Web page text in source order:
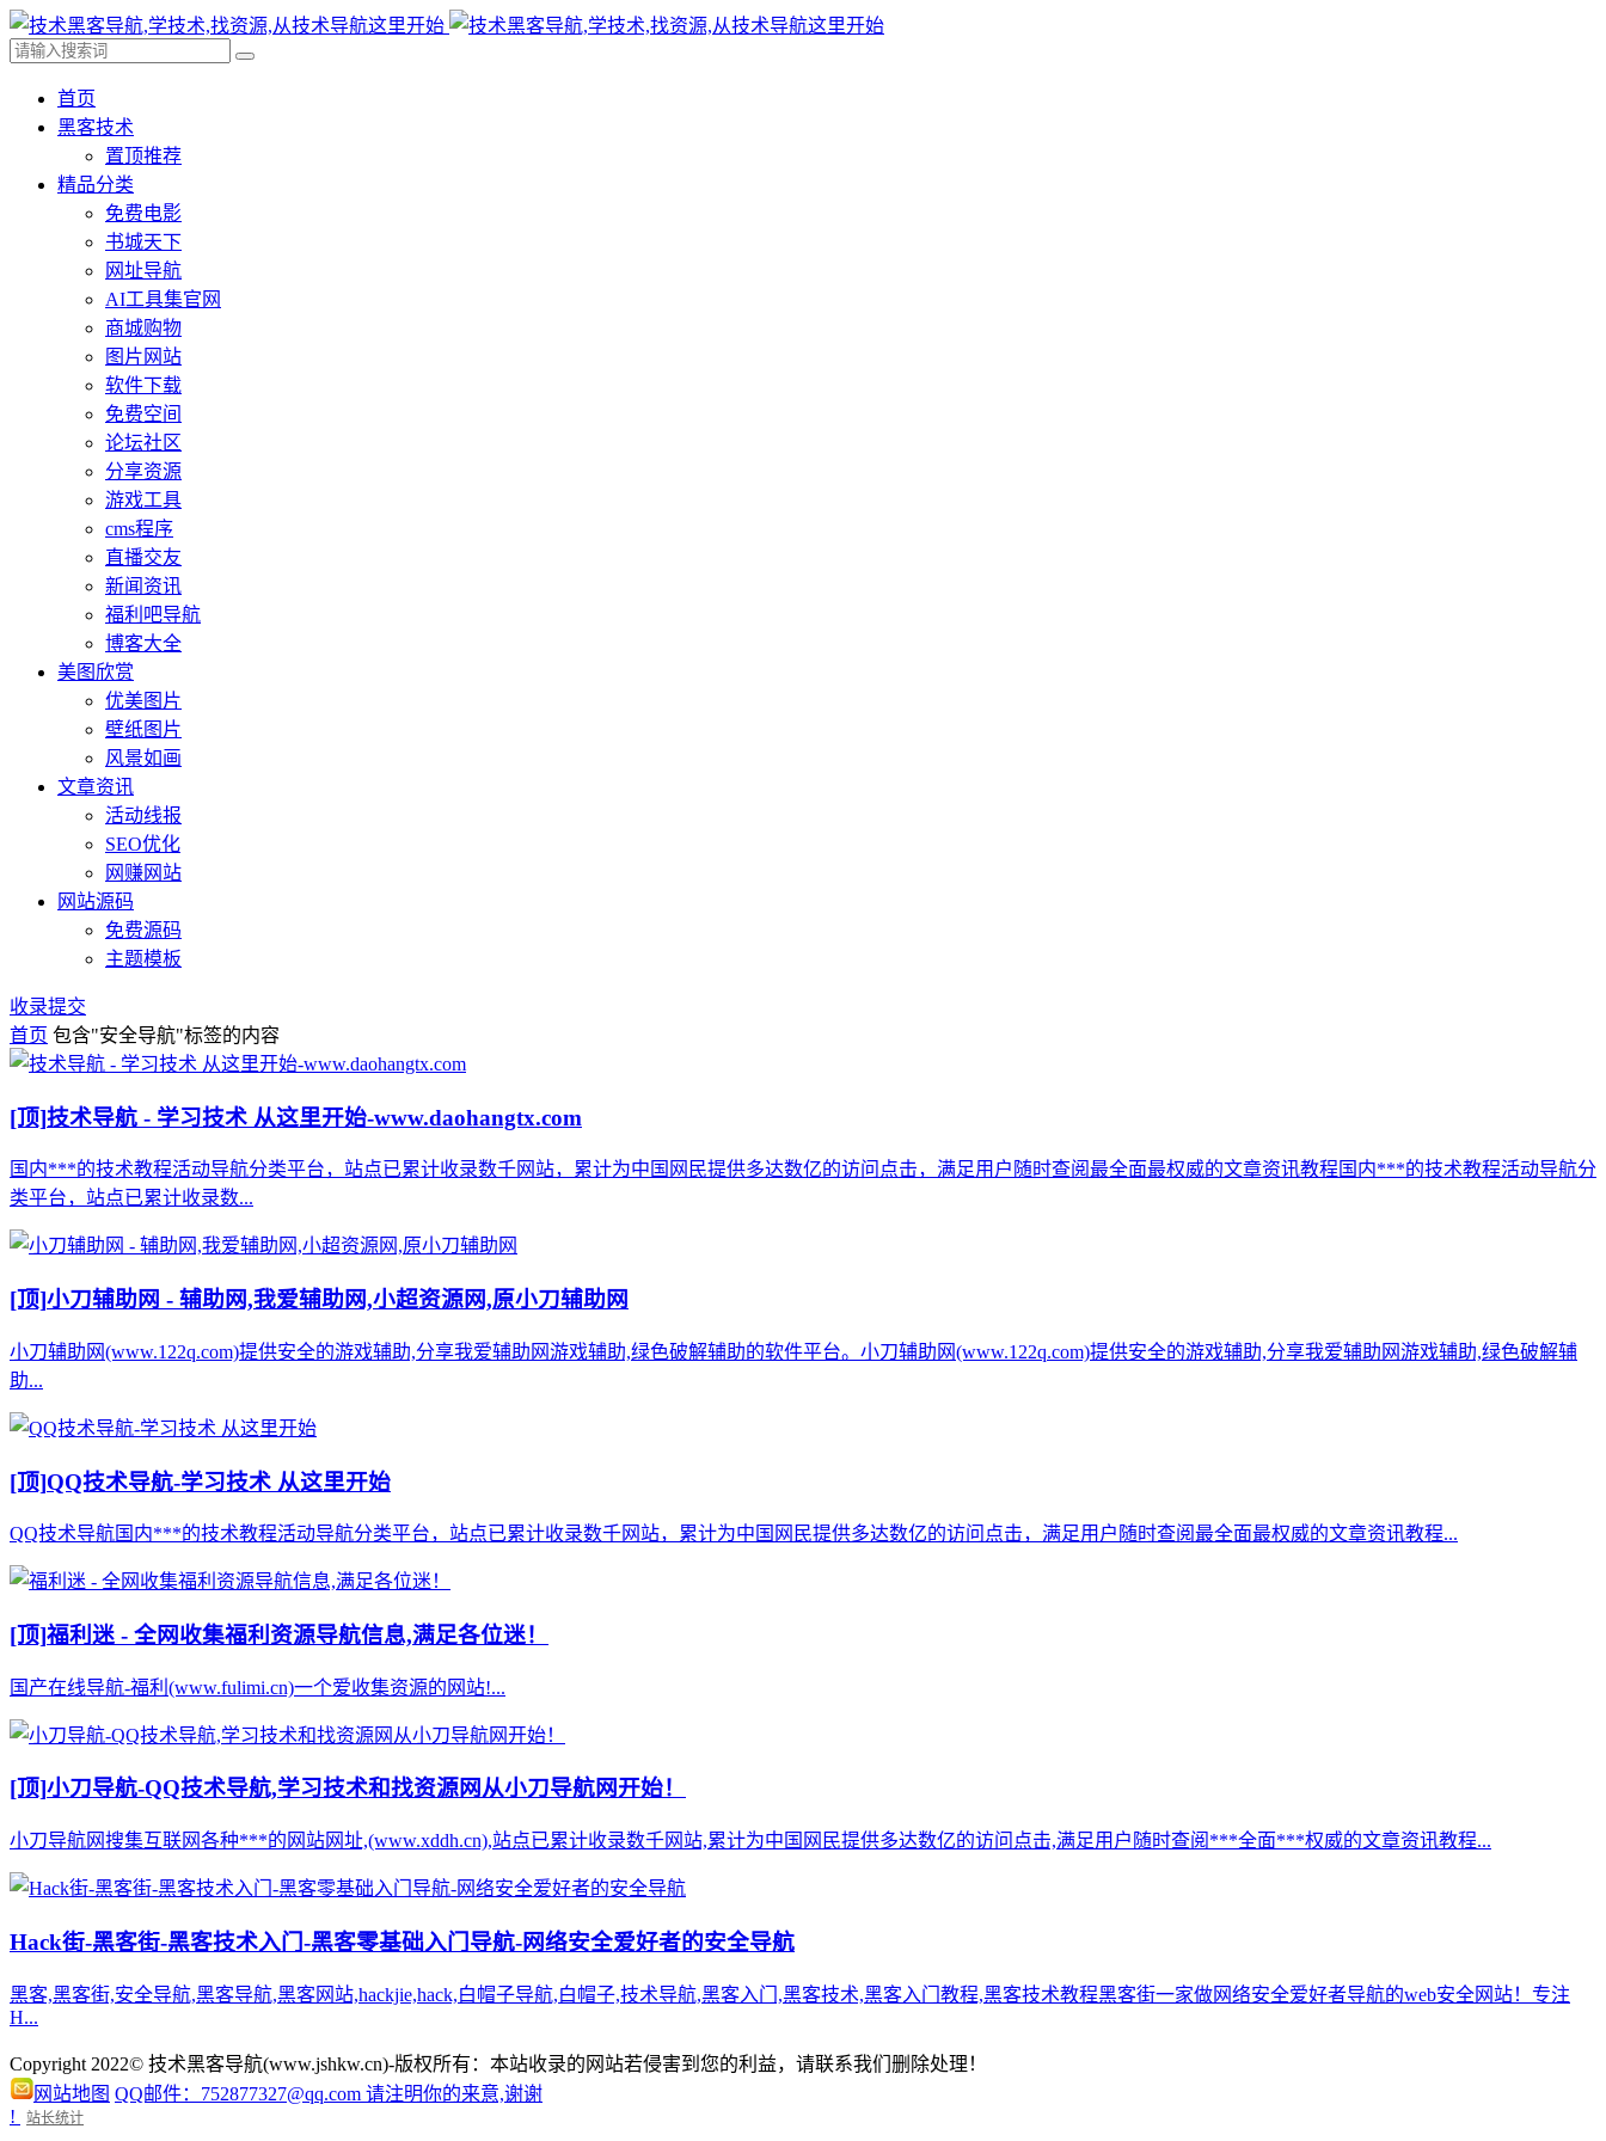
首页
黑客技术
置顶推荐
精品分类
免费电影
书城天下
网址导航
AI工具集官网
商城购物
图片网站
软件下载
免费空间
论坛社区
分享资源
游戏工具
cms程序
直播交友
新闻资讯
福利吧导航
博客大全
美图欣赏
优美图片
壁纸图片
风景如画
文章资讯
活动线报
SEO优化
网赚网站
网站源码
免费源码
主题模板
收录提交
首页 包含"安全导航"标签的内容
[顶]技术导航 - 学习技术 从这里开始-www.daohangtx.com
国内***的技术教程活动导航分类平台，站点已累计收录数千网站，累计为中国网民提供多达数亿的访问点击，满足用户随时查阅最全面最权威的文章资讯教程国内***的技术教程活动导航分
类平台，站点已累计收录数...
[顶]小刀辅助网 - 辅助网,我爱辅助网,小超资源网,原小刀辅助网
小刀辅助网(www.122q.com)提供安全的游戏辅助,分享我爱辅助网游戏辅助,绿色破解辅助的软件平台。小刀辅助网(www.122q.com)提供安全的游戏辅助,分享我爱辅助网游戏辅助,绿色破解辅
助...
[顶]QQ技术导航-学习技术 从这里开始
QQ技术导航国内***的技术教程活动导航分类平台，站点已累计收录数千网站，累计为中国网民提供多达数亿的访问点击，满足用户随时查阅最全面最权威的文章资讯教程...
[顶]福利迷 - 全网收集福利资源导航信息,满足各位迷！
国产在线导航-福利(www.fulimi.cn)一个爱收集资源的网站!...
[顶]小刀导航-QQ技术导航,学习技术和找资源网从小刀导航网开始！
小刀导航网搜集互联网各种***的网站网址,(www.xddh.cn),站点已累计收录数千网站,累计为中国网民提供多达数亿的访问点击,满足用户随时查阅***全面***权威的文章资讯教程...
Hack街-黑客街-黑客技术入门-黑客零基础入门导航-网络安全爱好者的安全导航
黑客,黑客街,安全导航,黑客导航,黑客网站,hackjie,hack,白帽子导航,白帽子,技术导航,黑客入门,黑客技术,黑客入门教程,黑客技术教程黑客街一家做网络安全爱好者导航的web安全网站！专注
H...
Copyright 2022© 技术黑客导航(www.jshkw.cn)-版权所有：本站收录的网站若侵害到您的利益，请联系我们删除处理！
网站地图 QQ邮件：752877327@qq.com 请注明你的来意,谢谢
!
站长统计